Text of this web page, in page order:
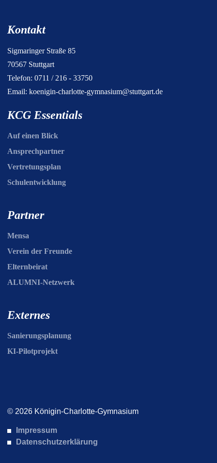
Kontakt
Sigmaringer Straße 85
70567 Stuttgart
Telefon: 0711 / 216 - 33750
Email: koenigin-charlotte-gymnasium@stuttgart.de
KCG Essentials
Auf einen Blick
Ansprechpartner
Vertretungsplan
Schulentwicklung
Partner
Mensa
Verein der Freunde
Elternbeirat
ALUMNI-Netzwerk
Externes
Sanierungsplanung
KI-Pilotprojekt
Impressum
Datenschutzerklärung
© 2026 Königin-Charlotte-Gymnasium